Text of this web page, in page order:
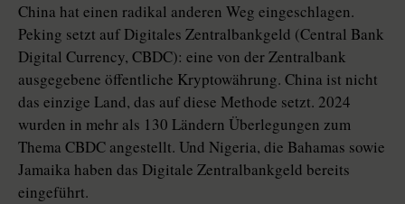
China hat einen radikal anderen Weg eingeschlagen.
Peking setzt auf Digitales Zentralbankgeld (Central Bank
Digital Currency, CBDC): eine von der Zentralbank
ausgegebene öffentliche Kryptowährung. China ist nicht
das einzige Land, das auf diese Methode setzt. 2024
wurden in mehr als 130 Ländern Überlegungen zum
Thema CBDC angestellt. Und Nigeria, die Bahamas sowie
Jamaika haben das Digitale Zentralbankgeld bereits
eingeführt.